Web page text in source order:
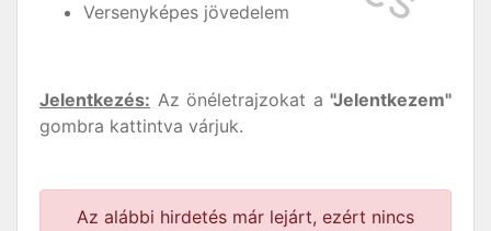
Versenyképes jövedelem
Jelentkezés: Az önéletrajzokat a "Jelentkezem"
gombra kattintva várjuk.
Az alábbi hirdetés már lejárt, ezért nincs